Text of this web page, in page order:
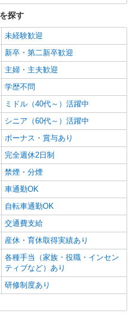
詳細を見る
社 第2営業部
ホームでの介護士
円〜1650円 ※資格や経験などによ
市旭区
詳細を見る
探す
未経験歓迎
新卒・第二新卒歓迎
主婦・主夫歓迎
学歴不問
ミドル（40代～）活躍中
シニア（60代～）活躍中
ボーナス・賞与あり
完全週休2日制
禁煙・分煙
車通勤OK
自転車通勤OK
交通費支給
産休・育休取得実績あり
各種手当（家族・役職・インセン
ティブなど）あり
研修制度あり